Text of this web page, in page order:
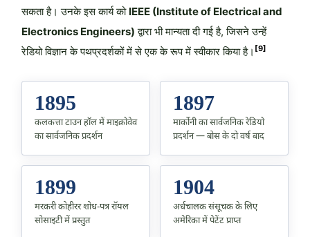
सकता है। उनके इस कार्य को IEEE (Institute of Electrical and
Electronics Engineers) द्वारा भी मान्यता दी गई है, जिसने उन्हें
रेडियो विज्ञान के पथप्रदर्शकों में से एक के रूप में स्वीकार किया है। [9]
1895
कलकत्ता टाउन हॉल में माइक्रोवेव
का सार्वजनिक प्रदर्शन
1897
मार्कोनी का सार्वजनिक रेडियो
प्रदर्शन — बोस के दो वर्ष बाद
1899
मरकरी कोहीरर शोध-पत्र रॉयल
सोसाइटी में प्रस्तुत
1904
अर्धचालक संसूचक के लिए
अमेरिका में पेटेंट प्राप्त